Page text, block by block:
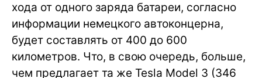
хода от одного заряда батареи, согласно
информации немецкого автоконцерна,
будет составлять от 400 до 600
километров. Что, в свою очередь, больше,
чем предлагает та же Tesla Model 3 (346